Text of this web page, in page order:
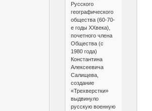
Русского
географического
общества (60-70-
е годы XXвека),
почетного члена
Общества (с
1980 года)
Константина
Алексеевича
Салищева,
создание
«Трехверстки»
выдвинуло
русскую военную